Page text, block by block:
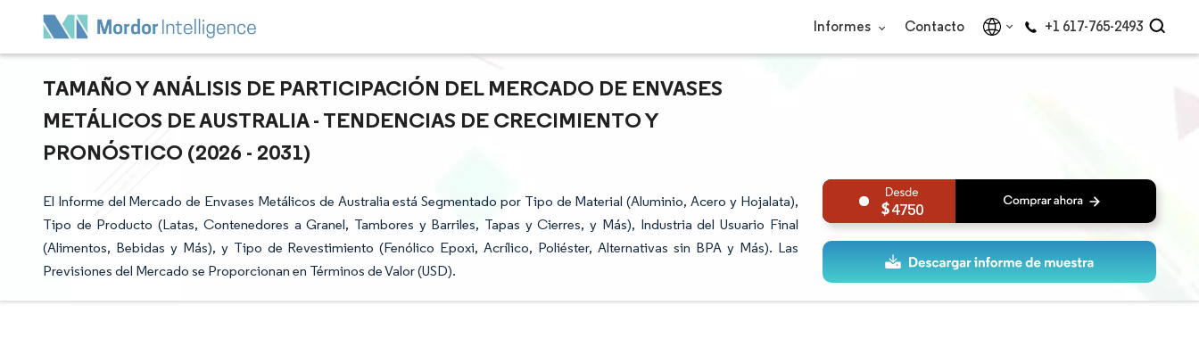
Informes Contacto +1 617-765-2493
TAMAÑO Y ANÁLISIS DE PARTICIPACIÓN DEL MERCADO DE ENVASES
METÁLICOS DE AUSTRALIA - TENDENCIAS DE CRECIMIENTO Y
PRONÓSTICO (2026 - 2031)
El Informe del Mercado de Envases Metálicos de Australia está Segmentado por Tipo de Material (Aluminio, Acero y Hojalata),
Tipo de Producto (Latas, Contenedores a Granel, Tambores y Barriles, Tapas y Cierres, y Más), Industria del Usuario Final
(Alimentos, Bebidas y Más), y Tipo de Revestimiento (Fenólico Epoxi, Acrílico, Poliéster, Alternativas sin BPA y Más). Las
Previsiones del Mercado se Proporcionan en Términos de Valor (USD).
4750